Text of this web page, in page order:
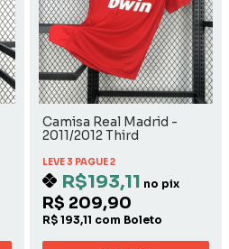
Camisa Real Madrid -
2011/2012 Third
LEVE 3 PAGUE 2
R$193,11 no pix
R$ 209,90
R$ 193,11 com Boleto